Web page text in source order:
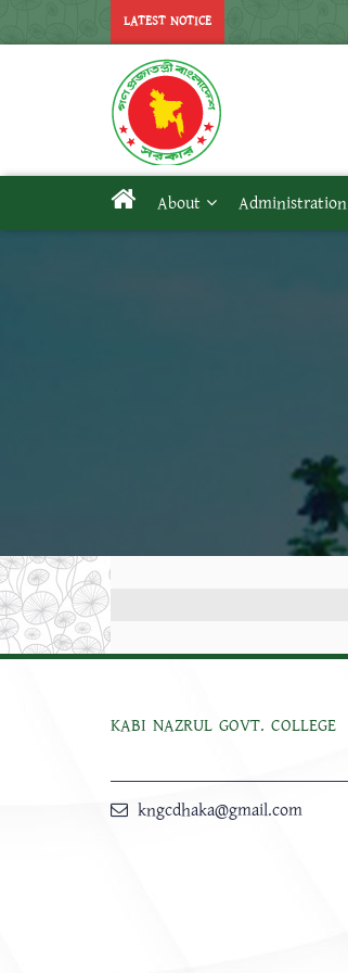
LATEST NOTICE
About Administration
KABI NAZRUL GOVT. COLLEGE
kngcdhaka@gmail.com